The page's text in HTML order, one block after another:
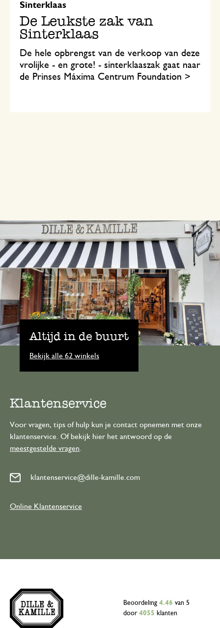
Sinterklaas
De Leukste zak van
Sinterklaas
De hele opbrengst van de verkoop van deze
vrolijke - en grote! - sinterklaaszak gaat naar
de Prinses Máxima Centrum Foundation >
Altijd in de buurt
Bekijk alle 62 winkels
Klantenservice
Voor vragen, tips of hulp kun je contact opnemen met onze
klantenservice. Of bekijk hier het antwoord op de
meestgestelde vragen
klantenservice@dille-kamille.com
Online Klantenservice
Beoordeling 4.46 van 5
door 4055 klanten